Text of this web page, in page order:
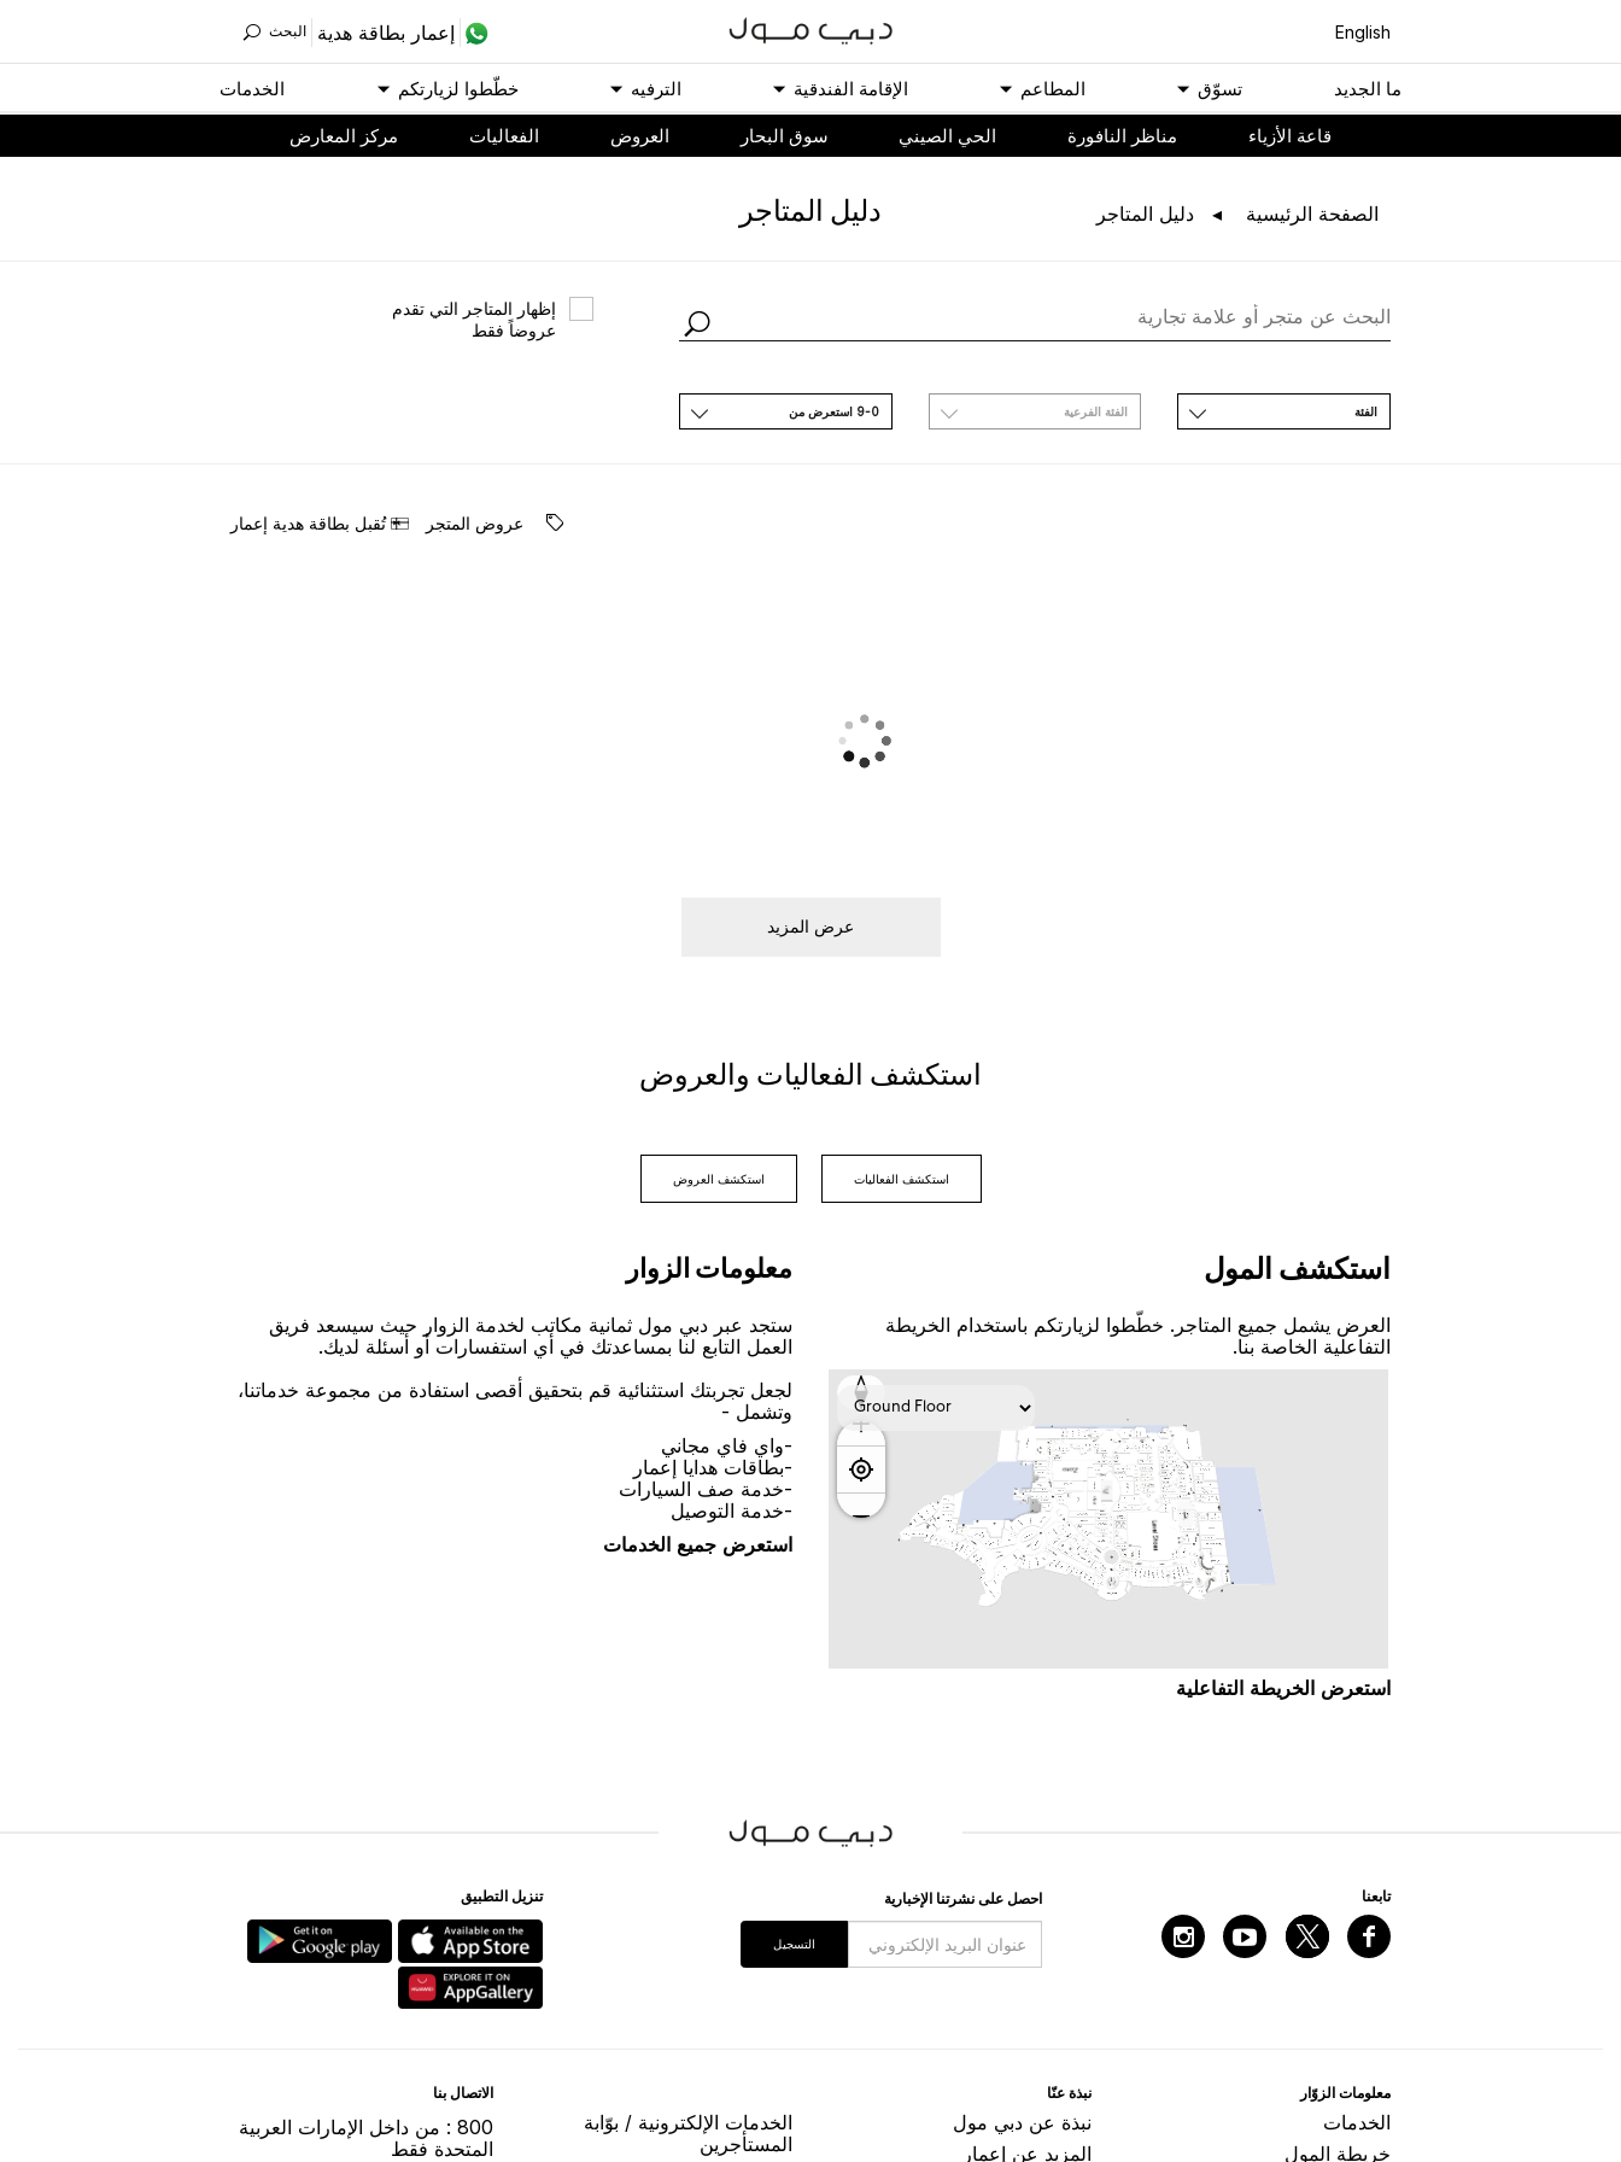
English ﺇﻋﻤﺎﺭ ﺑﻄﺎﻗﺔ ﻫﺪﻳﺔ اﻟﺒﺤﺚ
ﻣﺎ اﻟﺠﺪﻳﺪ ﺗﺴﻮّﻕ اﻟﻤﻄﺎﻋﻢ اﻹﻗﺎﻣﺔ اﻟﻔﻨﺪﻗﻴﺔ اﻟﺘﺮﻓﻴﻪ ﺧﻄّﻄﻮا ﻟﺰﻳﺎﺭﺗﻜﻢ اﻟﺨﺪﻣﺎﺕ
ﻗﺎﻋﺔ اﻷﺯﻳﺎء مناظر النافورة الحي الصيني سوق البحار اﻟﻌﺮﻭﺽ اﻟﻔﻌﺎﻟﻴﺎﺕ مركز المعارض
اﻟﺼﻔﺤﺔ اﻟﺮﺋﻴﺴﻴﺔ ﺩﻟﻴﻞ اﻟﻤﺘﺎﺟﺮ ﺩﻟﻴﻞ اﻟﻤﺘﺎﺟﺮ
ﺇﻇﻬﺎﺭ اﻟﻤﺘﺎﺟﺮ اﻟﺘﻲ ﺗﻘﺪﻡ
ﻋﺮﻭﺿﺎً ﻓﻘﻂ
اﻟﻔﺌﺔ اﻟﻔﺌﺔ اﻟﻔﺮﻋﻴﺔ 9-0 اﺳﺘﻌﺮﺽ ﻣﻦ
ﻋﺮﻭﺽ اﻟﻤﺘﺠﺮ ﺗُﻘﺒﻞ ﺑﻄﺎﻗﺔ ﻫﺪﻳﺔ ﺇﻋﻤﺎﺭ
ﻋﺮﺽ اﻟﻤﺰﻳﺪ
اﺳﺘﻜﺸﻒ اﻟﻔﻌﺎﻟﻴﺎﺕ ﻭاﻟﻌﺮﻭﺽ
اﺳﺘﻜﺸﻒ اﻟﻔﻌﺎﻟﻴﺎﺕ اﺳﺘﻜﺸﻒ اﻟﻌﺮﻭﺽ
اﺳﺘﻜﺸﻒ اﻟﻤﻮﻝ
اﻟﻌﺮﺽ ﻳﺸﻤﻞ ﺟﻤﻴﻊ اﻟﻤﺘﺎﺟﺮ. ﺧﻄّﻄﻮا ﻟﺰﻳﺎﺭﺗﻜﻢ ﺑﺎﺳﺘﺨﺪاﻡ اﻟﺨﺮﻳﻄﺔ
اﻟﺘﻔﺎﻋﻠﻴﺔ اﻟﺨﺎﺻﺔ ﺑﻨﺎ.
اﺳﺘﻌﺮﺽ اﻟﺨﺮﻳﻄﺔ اﻟﺘﻔﺎﻋﻠﻴﺔ
ﻣﻌﻠﻮﻣﺎﺕ اﻟﺰﻭاﺭ
ﺳﺘﺠﺪ ﻋﺒﺮ ﺩﺑﻲ ﻣﻮﻝ ﺛﻤﺎﻧﻴﺔ ﻣﻜﺎﺗﺐ ﻟﺨﺪﻣﺔ اﻟﺰﻭاﺭ ﺣﻴﺚ ﺳﻴﺴﻌﺪ ﻓﺮﻳﻖ
اﻟﻌﻤﻞ اﻟﺘﺎﺑﻊ ﻟﻨﺎ ﺑﻤﺴﺎﻋﺪﺗﻚ ﻓﻲ ﺃﻱ اﺳﺘﻔﺴﺎﺭاﺕ ﺃﻭ ﺃﺳﺌﻠﺔ ﻟﺪﻳﻚ.
ﻟﺠﻌﻞ ﺗﺠﺮﺑﺘﻚ اﺳﺘﺜﻨﺎﺋﻴﺔ ﻗﻢ ﺑﺘﺤﻘﻴﻖ ﺃﻗﺼﻰ اﺳﺘﻔﺎﺩﺓ ﻣﻦ ﻣﺠﻤﻮﻋﺔ ﺧﺪﻣﺎﺗﻨﺎ،
ﻭﺗﺸﻤﻞ -
-ﻭاﻱ ﻓﺎﻱ ﻣﺠﺎﻧﻲ
-ﺑﻄﺎﻗﺎﺕ ﻫﺪاﻳﺎ ﺇﻋﻤﺎﺭ
-ﺧﺪﻣﺔ ﺻﻒ اﻟﺴﻴﺎﺭاﺕ
-ﺧﺪﻣﺔ اﻟﺘﻮﺻﻴﻞ
اﺳﺘﻌﺮﺽ ﺟﻤﻴﻊ اﻟﺨﺪﻣﺎﺕ
ﺗﺎﺑﻌﻨﺎ اﺣﺼﻞ ﻋﻠﻰ ﻧﺸﺮﺗﻨﺎ اﻹﺧﺒﺎﺭﻳﺔ
اﻟﺘﺴﺠﻴﻞ
ﺗﻨﺰﻳﻞ اﻟﺘﻄﺒﻴﻖ
ﻣﻌﻠﻮﻣﺎﺕ اﻟﺰﻭّاﺭ
اﻟﺨﺪﻣﺎﺕ
ﺧﺮﻳﻄﺔ اﻟﻤﻮﻝ
ﻧﺒﺬﺓ ﻋﻨّﺎ
ﻧﺒﺬﺓ ﻋﻦ ﺩﺑﻲ ﻣﻮﻝ
المزيد عن إعمار
اﻟﺨﺪﻣﺎﺕ اﻹﻟﻜﺘﺮﻭﻧﻴﺔ / ﺑﻮّاﺑﺔ
اﻟﻤﺴﺘﺄﺟﺮﻳﻦ
اﻻﺗﺼﺎﻝ ﺑﻨﺎ
800 : ﻣﻦ ﺩاﺧﻞ اﻹﻣﺎﺭاﺕ اﻟﻌﺮﺑﻴﺔ
اﻟﻤﺘﺤﺪﺓ ﻓﻘﻂ